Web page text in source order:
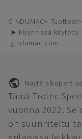
GINDUMAC Tuotteet
➤ Myynnissä käytetty
gindumac.com
Näytä
Tämä Trotec
vuonna 2022. Se
on suunniteltu